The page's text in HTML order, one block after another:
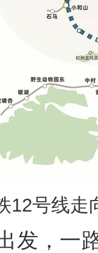
12号线走
发，一